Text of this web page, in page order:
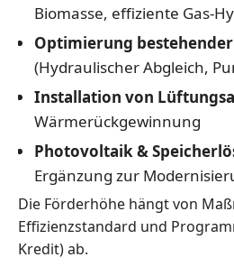
Biomasse, effiziente Gas-
Optimierung
(Hydraulischer Abgleich,
Installation von
Wärmerückgewinnung
Photovoltaik &
Ergänzung zur
Die Förderhöhe hängt von
Effizienzstandard und
Kredit) ab.